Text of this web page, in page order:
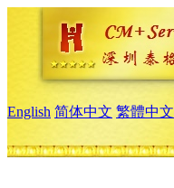
English 简体中文 繁體中文